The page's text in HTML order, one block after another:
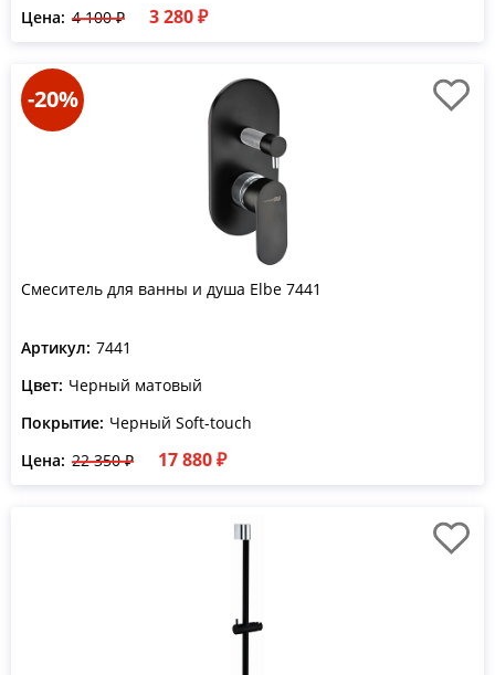
Цена: 4 100 ₽ 3 280 ₽
-20%
Смеситель для ванны и душа Elbe 7441
Артикул: 7441
Цвет: Черный матовый
Покрытие: Черный Soft-touch
Цена: 22 350 ₽ 17 880 ₽